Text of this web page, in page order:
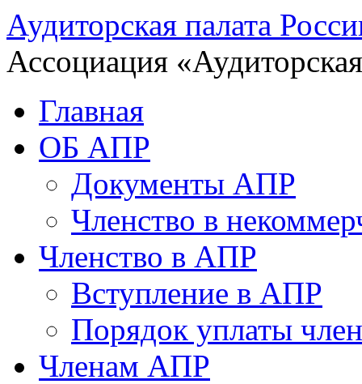
Аудиторская палата
Ассоциация
Главная
ОБ АПР
Документы АПР
Членство в
Членство в АПР
Вступление в АПР
Порядок уплаты
Членам АПР